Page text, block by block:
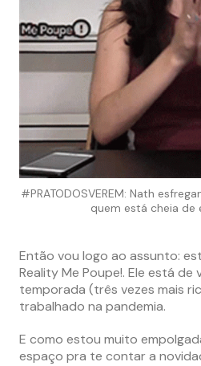
#PRATODOSVEREM: Nath
quem está cheia de
Então vou logo ao assunto:
Reality Me Poupe!. Ele está
temporada (três vezes mais
trabalhado na pandemia.
E como estou muito
espaço pra te contar a